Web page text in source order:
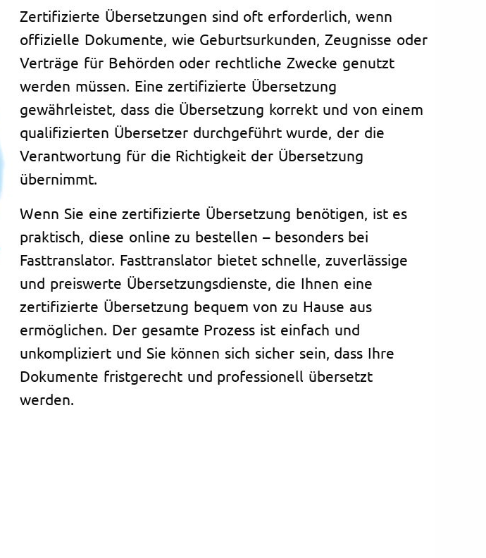
Zertifizierte Übersetzungen sind oft erforderlich, wenn
offizielle Dokumente, wie Geburtsurkunden, Zeugnisse oder
Verträge für Behörden oder rechtliche Zwecke genutzt
werden müssen. Eine zertifizierte Übersetzung
gewährleistet, dass die Übersetzung korrekt und von einem
qualifizierten Übersetzer durchgeführt wurde, der die
Verantwortung für die Richtigkeit der Übersetzung
übernimmt.
Wenn Sie eine zertifizierte Übersetzung benötigen, ist es
praktisch, diese online zu bestellen – besonders bei
Fasttranslator. Fasttranslator bietet schnelle, zuverlässige
und preiswerte Übersetzungsdienste, die Ihnen eine
zertifizierte Übersetzung bequem von zu Hause aus
ermöglichen. Der gesamte Prozess ist einfach und
unkompliziert und Sie können sich sicher sein, dass Ihre
Dokumente fristgerecht und professionell übersetzt
werden.